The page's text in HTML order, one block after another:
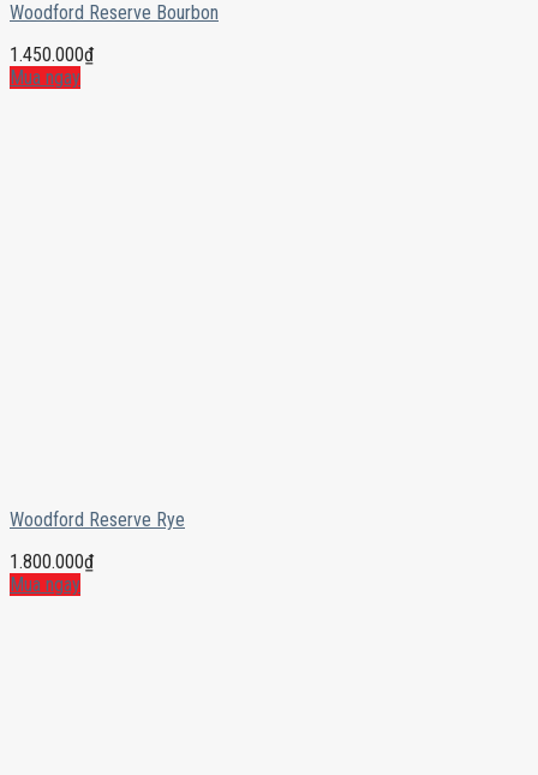
Woodford Reserve Bourbon
1.450.000₫
Mua ngay
Woodford Reserve Rye
1.800.000₫
Mua ngay